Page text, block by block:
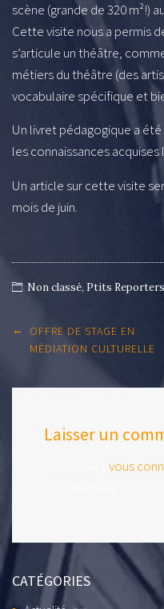
scène (grande de 320 m²!)
Cette visite nous a permis
s’articule un théâtre,
métiers du théâtre (des
vocabulaire spécifique et
Un livret pédagogique a
les connaissances acquises
Un article sur cette visite
mois de juin.
Non classé, Ptits Reporters
Post
navigation
←
OFFRE DE STAGE EN
MÉDIATION CULTURELLE
Laisser un
vous
CATÉGORIES